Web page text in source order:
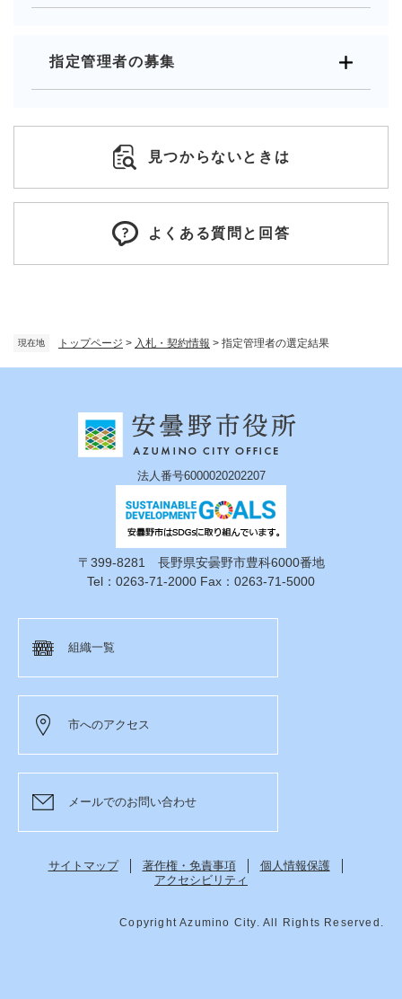
現在地 トップページ > 入札・契約情報 > 指定管理者の選定結果
指定管理者の募集
見つからないときは
よくある質問と回答
法人番号6000020202207
〒399-8281 長野県安曇野市豊科6000番地
Tel：0263-71-2000 Fax：0263-71-5000
組織一覧
市へのアクセス
メールでのお問い合わせ
サイトマップ 著作権・免責事項
個人情報保護
アクセシビリティ
Copyright Azumino City. All Rights Reserved.